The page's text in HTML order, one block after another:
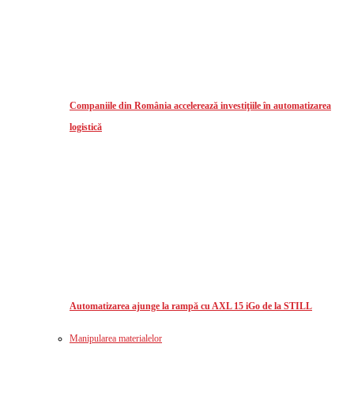
Companiile din România accelerează investiţiile în automatizarea
logistică
Automatizarea ajunge la rampă cu AXL 15 iGo de la STILL
Manipularea materialelor